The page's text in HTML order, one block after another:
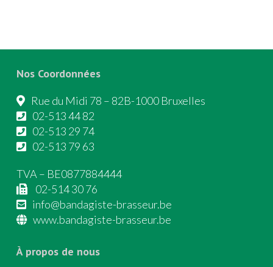
Nos Coordonnées
Rue du Midi 78 – 82B-1000 Bruxelles
02-513 44 82
02-513 29 74
02-513 79 63
TVA – BE0877884444
02-514 30 76
info@bandagiste-brasseur.be
www.bandagiste-brasseur.be
À propos de nous